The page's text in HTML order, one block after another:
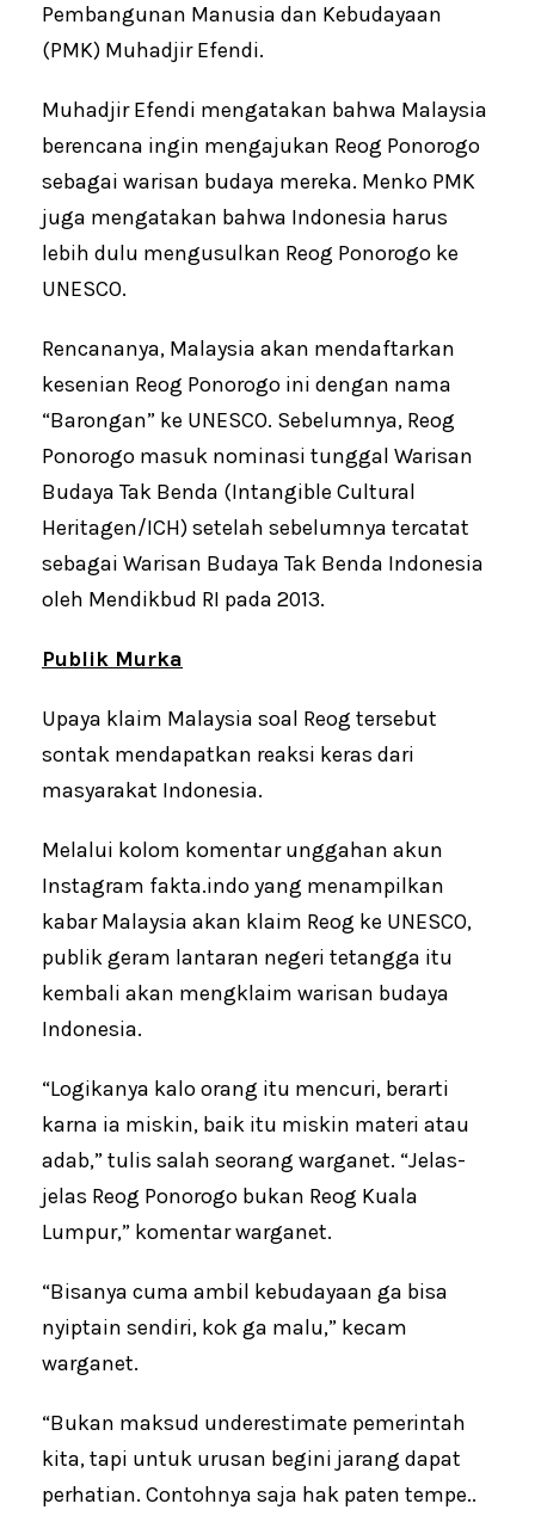
Pembangunan Manusia dan Kebudayaan
(PMK) Muhadjir Efendi.
Muhadjir Efendi mengatakan bahwa Malaysia
berencana ingin mengajukan Reog Ponorogo
sebagai warisan budaya mereka. Menko PMK
juga mengatakan bahwa Indonesia harus
lebih dulu mengusulkan Reog Ponorogo ke
UNESCO.
Rencananya, Malaysia akan mendaftarkan
kesenian Reog Ponorogo ini dengan nama
“Barongan” ke UNESCO. Sebelumnya, Reog
Ponorogo masuk nominasi tunggal Warisan
Budaya Tak Benda (Intangible Cultural
Heritagen/ICH) setelah sebelumnya tercatat
sebagai Warisan Budaya Tak Benda Indonesia
oleh Mendikbud RI pada 2013.
Publik Murka
Upaya klaim Malaysia soal Reog tersebut
sontak mendapatkan reaksi keras dari
masyarakat Indonesia.
Melalui kolom komentar unggahan akun
Instagram fakta.indo yang menampilkan
kabar Malaysia akan klaim Reog ke UNESCO,
publik geram lantaran negeri tetangga itu
kembali akan mengklaim warisan budaya
Indonesia.
“Logikanya kalo orang itu mencuri, berarti
karna ia miskin, baik itu miskin materi atau
adab,” tulis salah seorang warganet. “Jelas-
jelas Reog Ponorogo bukan Reog Kuala
Lumpur,” komentar warganet.
“Bisanya cuma ambil kebudayaan ga bisa
nyiptain sendiri, kok ga malu,” kecam
warganet.
“Bukan maksud underestimate pemerintah
kita, tapi untuk urusan begini jarang dapat
perhatian. Contohnya saja hak paten tempe..